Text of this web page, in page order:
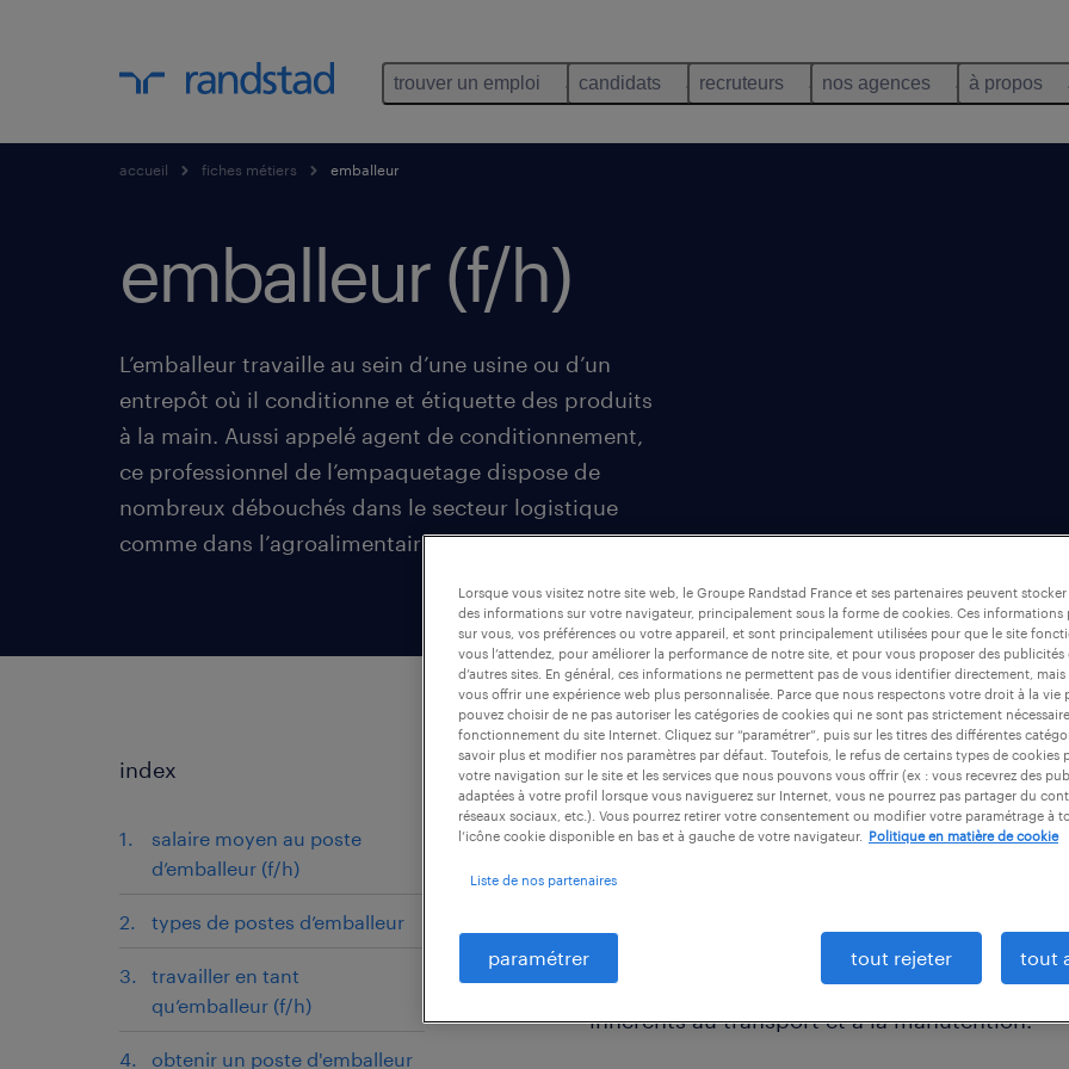
trouver un emploi candidats recruteurs nos agences à propos
accueil fiches métiers emballeur
emballeur (f/h)
L’emballeur travaille au sein d’une usine ou d’un
entrepôt où il conditionne et étiquette des produits
à la main. Aussi appelé agent de conditionnement,
ce professionnel de l’empaquetage dispose de
nombreux débouchés dans le secteur logistique
comme dans l’agroalimentaire.
index
salaire moyen au poste
d’emballeur (f/h)
types de postes d’emballeur
travailler en tant
qu’emballeur (f/h)
obtenir un poste d'emballeur
en quoi consiste le métier
L’emballeur a pour rôle principal de
expédiées. À ce poste essentiel à la bonne
vous réalisez l’ensemble des opérations de
livraison de marchandises en sécurité. De
consommables, vous manipulez tout type
l’article concerné, vous choisissez
inhérents au transport et à la manutention.
Lorsque vous visitez notre site web, le Groupe Randstad France et ses partenaires peuvent
des informations sur votre navigateur, principalement sous la forme de cookies. Ces informations
sur vous, vos préférences ou votre appareil, et sont principalement utilisées pour que le site
vous l’attendez, pour améliorer la performance de notre site, et pour vous proposer des publicités
d’autres sites. En général, ces informations ne permettent pas de vous identifier directement,
vous offrir une expérience web plus personnalisée. Parce que nous respectons votre droit à la vie
pouvez choisir de ne pas autoriser les catégories de cookies qui ne sont pas strictement
fonctionnement du site Internet. Cliquez sur “paramétrer”, puis sur les titres des différentes
savoir plus et modifier nos paramètres par défaut. Toutefois, le refus de certains types de cookies
votre navigation sur le site et les services que nous pouvons vous offrir (ex : vous recevrez des
adaptées à votre profil lorsque vous naviguerez sur Internet, vous ne pourrez pas partager du
réseaux sociaux, etc.). Vous pourrez retirer votre consentement ou modifier votre paramétrage à
l’icône cookie disponible en bas et à gauche de votre navigateur.
Politique en matière de cookie
Liste de nos partenaires
paramétrer tout rejeter tout